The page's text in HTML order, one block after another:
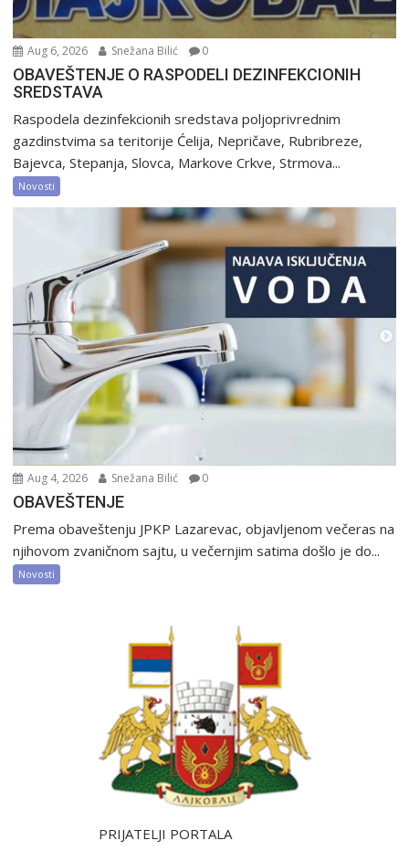
Aug 6, 2026 Snežana Bilić 0
OBAVEŠTENJE O RASPODELI DEZINFEKCIONIH
SREDSTAVA
Raspodela dezinfekcionih sredstava poljoprivrednim
gazdinstvima sa teritorije Ćelija, Nepričave, Rubribreze,
Bajevca, Stepanja, Slovca, Markove Crkve, Strmova...
Novosti
Aug 4, 2026 Snežana Bilić 0
OBAVEŠTENJE
Prema obaveštenju JPKP Lazarevac, objavljenom večeras na
njihovom zvaničnom sajtu, u večernjim satima došlo je do...
Novosti
PRIJATELJI PORTALA